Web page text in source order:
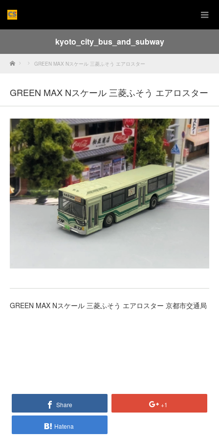
kyoto_city_bus_and_subway
Home GREEN MAX Nスケール 三菱ふそう エアロスター
GREEN MAX Nスケール 三菱ふそう エアロスター
GREEN MAX Nスケール 三菱ふそう エアロスター 京都市交通局
Share +1
Hatena